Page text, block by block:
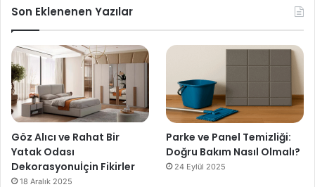
Son Eklenenen Yazılar
Göz Alıcı ve Rahat Bir
Yatak Odası
Dekorasyonuİçin Fikirler
18 Aralık 2025
Parke ve Panel Temizliği:
Doğru Bakım Nasıl Olmalı?
24 Eylül 2025